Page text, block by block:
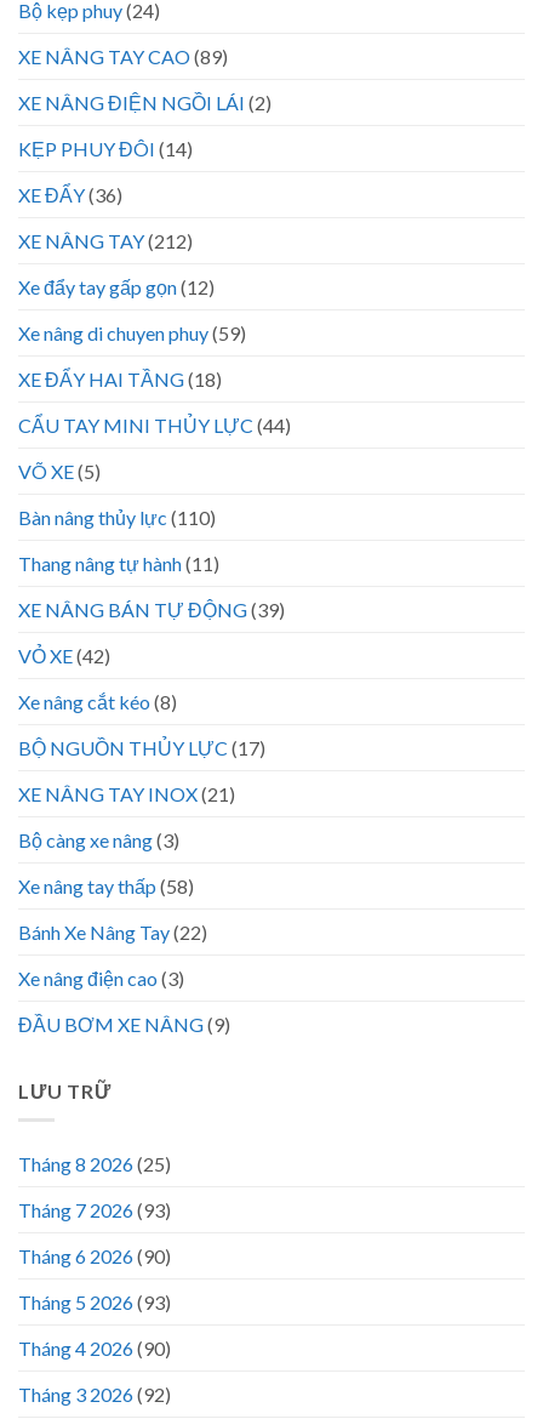
Bộ kẹp phuy(24)
XE NÂNG TAY CAO(89)
XE NÂNG ĐIỆN NGỒI LÁI (2)
KẸP PHUY ĐÔI (14)
XE ĐẨY(36)
XE NÂNG TAY(212)
Xe đẩy tay gấp gọn(12)
Xe nâng di chuyen phuy(59)
XE ĐẨY HAI TẦNG(18)
CẨU TAY MINI THỦY LỰC (44)
VÕ XE(5)
Bàn nâng thủy lực (110)
Thang nâng tự hành(11)
XE NÂNG BÁN TỰ ĐỘNG(39)
VỎ XE(42)
Xe nâng cắt kéo (8)
BỘ NGUỒN THỦY LỰC (17)
XE NÂNG TAY INOX(21)
Bộ càng xe nâng(3)
Xe nâng tay thấp (58)
Bánh Xe Nâng Tay(22)
Xe nâng điện cao (3)
ĐẦU BƠM XE NÂNG(9)
LƯU TRỮ
Tháng 8 2026(25)
Tháng 7 2026(93)
Tháng 6 2026(90)
Tháng 5 2026(93)
Tháng 4 2026(90)
Tháng 3 2026(92)